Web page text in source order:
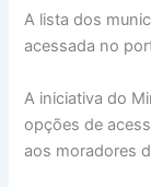
A lista dos
acessada no
A iniciativa do
opções de
aos moradores